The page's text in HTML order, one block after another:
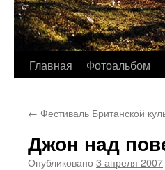
Перейти
содержимому
Главная Фотоальбом
← Фестиваль Британской
Джон над
Опубликовано 3 апреля 2007